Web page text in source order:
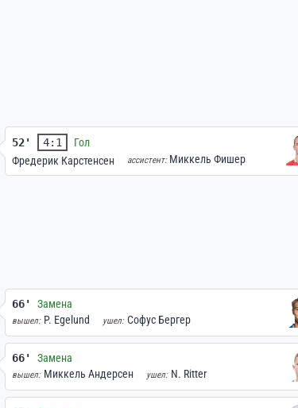
52' 4:1
Гол
Фредерик Карстенсен
ассистент: Миккель Фишер
66' Замена
вышел: P. Egelund ушел: Софус Бергер
66' Замена
вышел: Миккель Андерсен ушел: N. Ritter